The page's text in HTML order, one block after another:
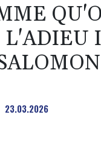
L'ADIEU
23.03.2026